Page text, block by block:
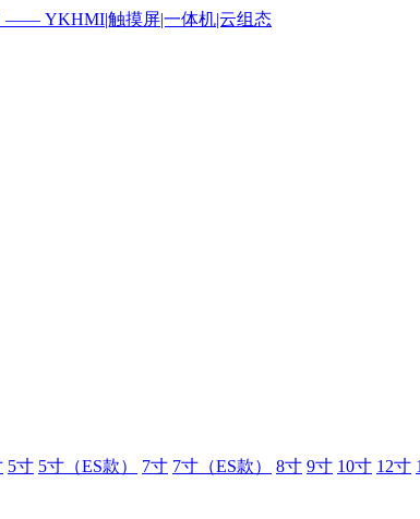
5寸 5寸（ES款） 7寸 7寸（ES款） 8寸 9寸 10寸 12寸